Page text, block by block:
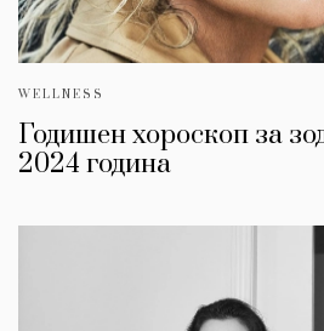
WELLNESS
Годишен хороскоп за
2024 година